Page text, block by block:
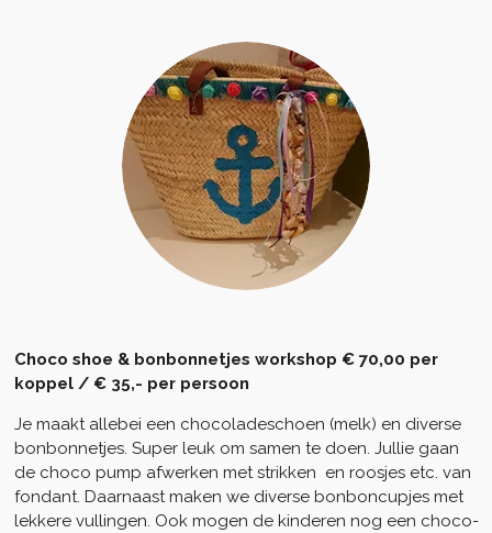
Choco shoe & bonbonnetjes workshop € 70,00 per
koppel / € 35,- per persoon
Je maakt allebei een chocoladeschoen (melk) en diverse
bonbonnetjes. Super leuk om samen te doen. Jullie gaan
de choco pump afwerken met strikken en roosjes etc. van
fondant. Daarnaast maken we diverse bonboncupjes met
lekkere vullingen. Ook mogen de kinderen nog een choco-